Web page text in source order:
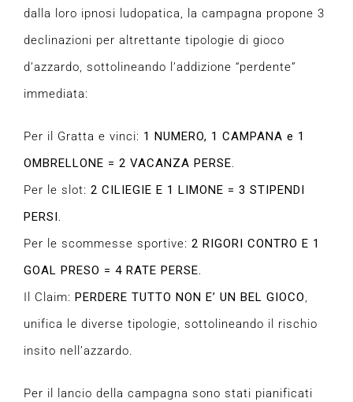
dalla loro ipnosi ludopatica, la campagna propone 3
declinazioni per altrettante tipologie di gioco
d’azzardo, sottolineando l’addizione “perdente”
immediata:
Per il Gratta e vinci: 1 NUMERO, 1 CAMPANA e 1
OMBRELLONE = 2 VACANZA PERSE.
Per le slot: 2 CILIEGIE E 1 LIMONE = 3 STIPENDI
PERSI.
Per le scommesse sportive: 2 RIGORI CONTRO E 1
GOAL PRESO = 4 RATE PERSE.
Il Claim: PERDERE TUTTO NON E’ UN BEL GIOCO,
unifica le diverse tipologie, sottolineando il rischio
insito nell’azzardo.
Per il lancio della campagna sono stati pianificati